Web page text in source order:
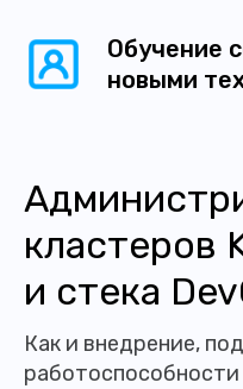
Обучение
новыми
кластеров
и стека
Как и внедрение,